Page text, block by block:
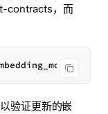
contracts，而
验证更新的嵌